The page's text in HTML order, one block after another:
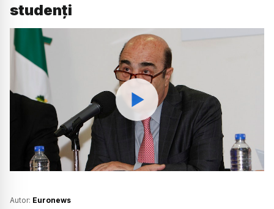
studenți
Watch
Autor: Euronews